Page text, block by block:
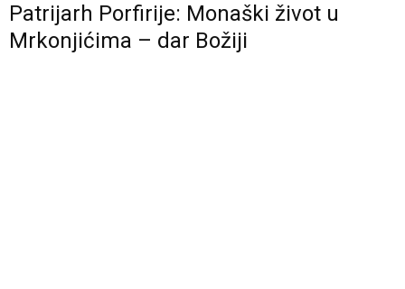
Patrijarh Porfirije: Monaški život u
Mrkonjićima – dar Božiji